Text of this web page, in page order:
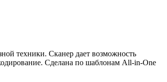
техники. Сканер дает возможность
Сделана по шаблонам All-in-One